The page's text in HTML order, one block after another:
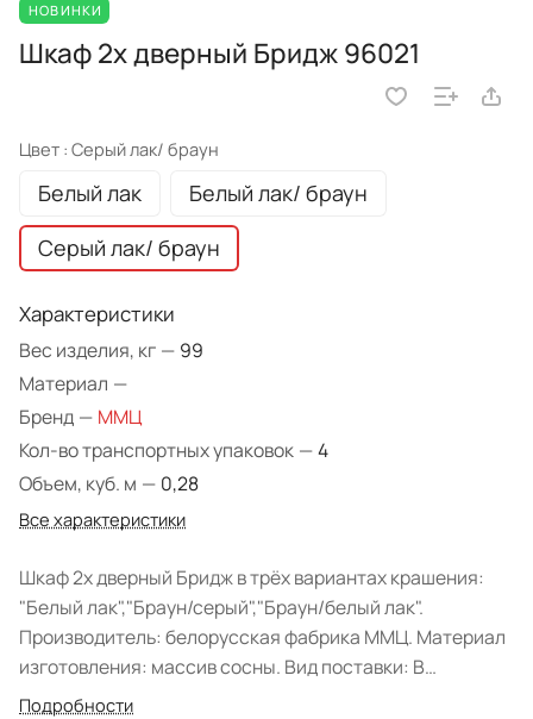
НОВИНКИ
Шкаф 2х дверный Бридж 96021
Цвет : Серый лак/ браун
Белый лак
Белый лак/ браун
Серый лак/ браун
Характеристики
Вес изделия, кг — 99
Материал —
Бренд — ММЦ
Кол-во транспортных упаковок —4
Объем, куб. м — 0,28
Все характеристики
Шкаф 2х дверный Бридж в трёх вариантах крашения:
"Белый лак","Браун/серый","Браун/белый лак".
Производитель: белорусская фабрика ММЦ. Материал
изготовления: массив сосны. Вид поставки: В
разобранном виде.
Подробности